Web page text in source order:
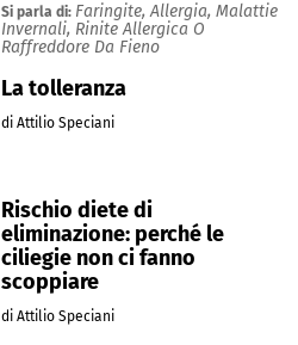
Si parla di: Faringite,Allergia, Malattie
Invernali, Rinite Allergica O
Raffreddore Da Fieno
La tolleranza
di Attilio Speciani
Rischio diete di
eliminazione: perché le
ciliegie non ci fanno
scoppiare
di Attilio Speciani